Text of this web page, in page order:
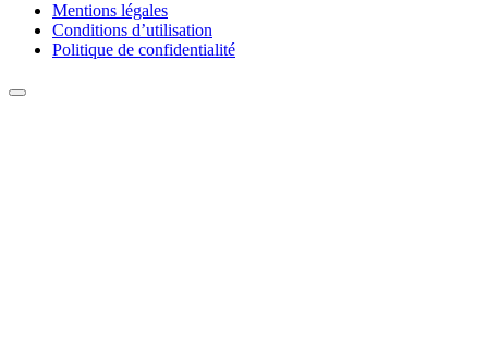
Mentions légales
Conditions d’utilisation
Politique de confidentialité